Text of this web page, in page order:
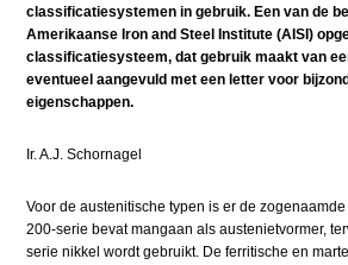
classificatiesystemen in gebruik. Een van de
Amerikaanse Iron and Steel Institute (AISI)
classificatiesysteem, dat gebruik maakt van
eventueel aangevuld met een letter voor
eigenschappen.
Ir. A.J. Schornagel
Voor de austenitische typen is er de
200-serie bevat mangaan als austenietvormer,
serie nikkel wordt gebruikt. De ferritische en